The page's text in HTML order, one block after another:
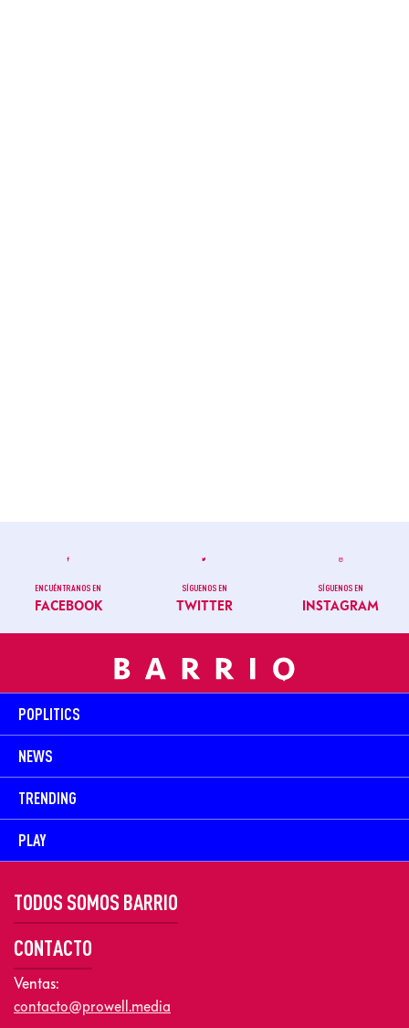
ENCUÉNTRANOS EN
FACEBOOK
SÍGUENOS EN
TWITTER
SÍGUENOS EN
INSTAGRAM
POPLITICS
NEWS
TRENDING
PLAY
TODOS SOMOS BARRIO
CONTACTO
Ventas:
contacto@prowell.media